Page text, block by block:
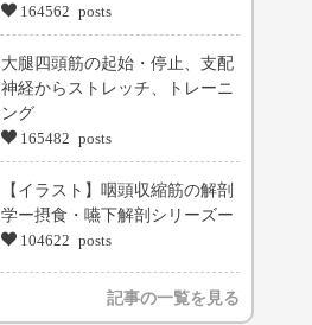
164562 posts
大腿四頭筋の起始・停止、支配
神経からストレッチ、トレーニ
ング
165482 posts
【イラスト】咽頭収縮筋の解剖
学ー摂食・嚥下解剖シリーズー
104622 posts
記事の一覧を見る